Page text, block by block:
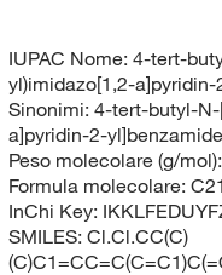
IUPAC Nome: 4-tert-
yl)imidazo[1,2-
Sinonimi: 4-tert-butyl-
a]pyridin-2-
Peso molecolare (g/mol):
Formula molecolare:
InChi Key:
SMILES: Cl.Cl.CC(C)